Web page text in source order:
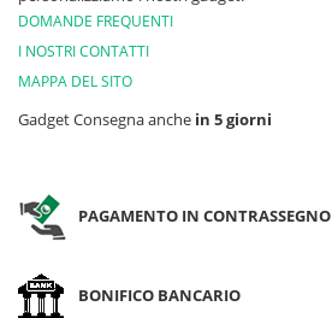
DOMANDE FREQUENTI
I NOSTRI CONTATTI
MAPPA DEL SITO
Gadget Consegna anche in 5 giorni
PAGAMENTO IN CONTRASSEGNO
BONIFICO BANCARIO